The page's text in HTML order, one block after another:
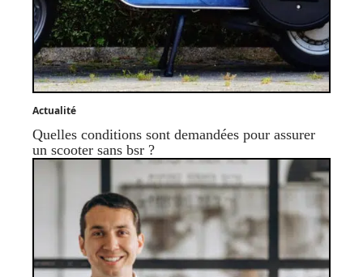
Actualité
Quelles conditions sont demandées pour assurer
un scooter sans bsr ?